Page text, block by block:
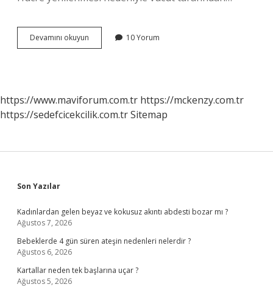
Devamını okuyun
Oruçta
Kalori
Alınır
10 Yorum
https://www.maviforum.com.tr https://mckenzy.com.tr
https://sedefcicekcilik.com.trSitemap
Sidebar
Son Yazılar
Kadınlardan gelen beyaz ve kokusuz akıntı abdesti bozar mı ?
Ağustos 7, 2026
Bebeklerde 4 gün süren ateşin nedenleri nelerdir ?
Ağustos 6, 2026
Kartallar neden tek başlarına uçar ?
Ağustos 5, 2026